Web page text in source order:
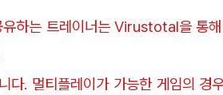
하는 트레이너는 Virustotal을 통
다. 멀티플레이가 가능한 게임의 경